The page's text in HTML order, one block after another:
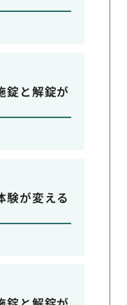
錠と解錠が
験が変える